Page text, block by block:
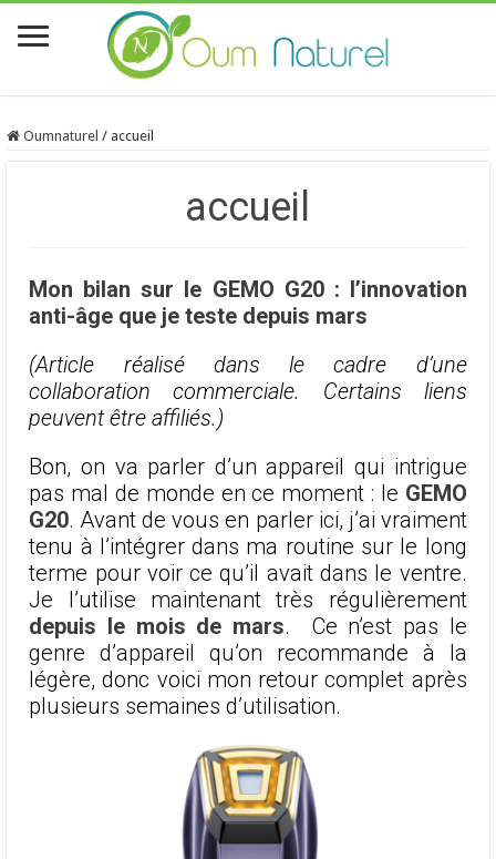
Oumnaturel / accueil
accueil
Mon bilan sur le GEMO G20 : l’innovation
anti-âge que je teste depuis mars
(Article réalisé dans le cadre d’une
collaboration commerciale. Certains liens
peuvent être affiliés.)
Bon, on va parler d’un appareil qui intrigue
pas mal de monde en ce moment : le GEMO
G20. Avant de vous en parler ici, j’ai vraiment
tenu à l’intégrer dans ma routine sur le long
terme pour voir ce qu’il avait dans le ventre.
Je l’utilise maintenant très régulièrement
depuis le mois de mars. Ce n’est pas le
genre d’appareil qu’on recommande à la
légère, donc voici mon retour complet après
plusieurs semaines d’utilisation.